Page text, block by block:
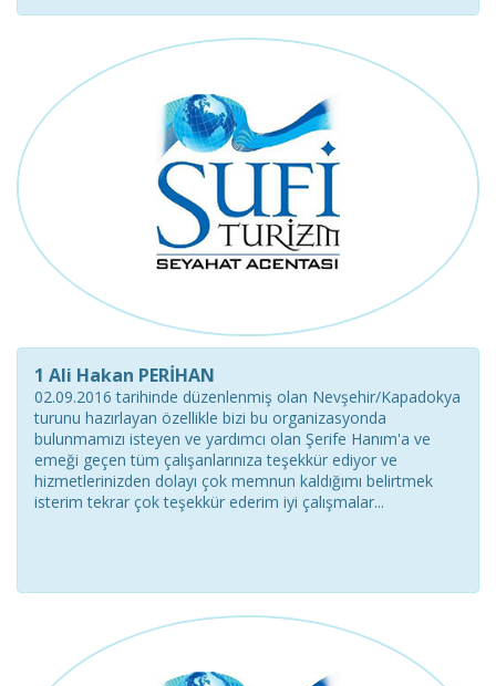
1 Ali Hakan PERİHAN
02.09.2016 tarihinde düzenlenmiş olan Nevşehir/Kapadokya
turunu hazırlayan özellikle bizi bu organizasyonda
bulunmamızı isteyen ve yardımcı olan Şerife Hanım'a ve
emeği geçen tüm çalışanlarınıza teşekkür ediyor ve
hizmetlerinizden dolayı çok memnun kaldığımı belirtmek
isterim tekrar çok teşekkür ederim iyi çalışmalar...